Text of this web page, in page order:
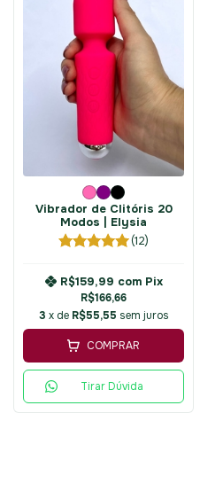
Vibrador de Clitóris 20
Modos | Elysia
(12)
R$166,66
R$159,99 com Pix
3 x de R$55,55 sem juros
COMPRAR
Tirar Dúvida